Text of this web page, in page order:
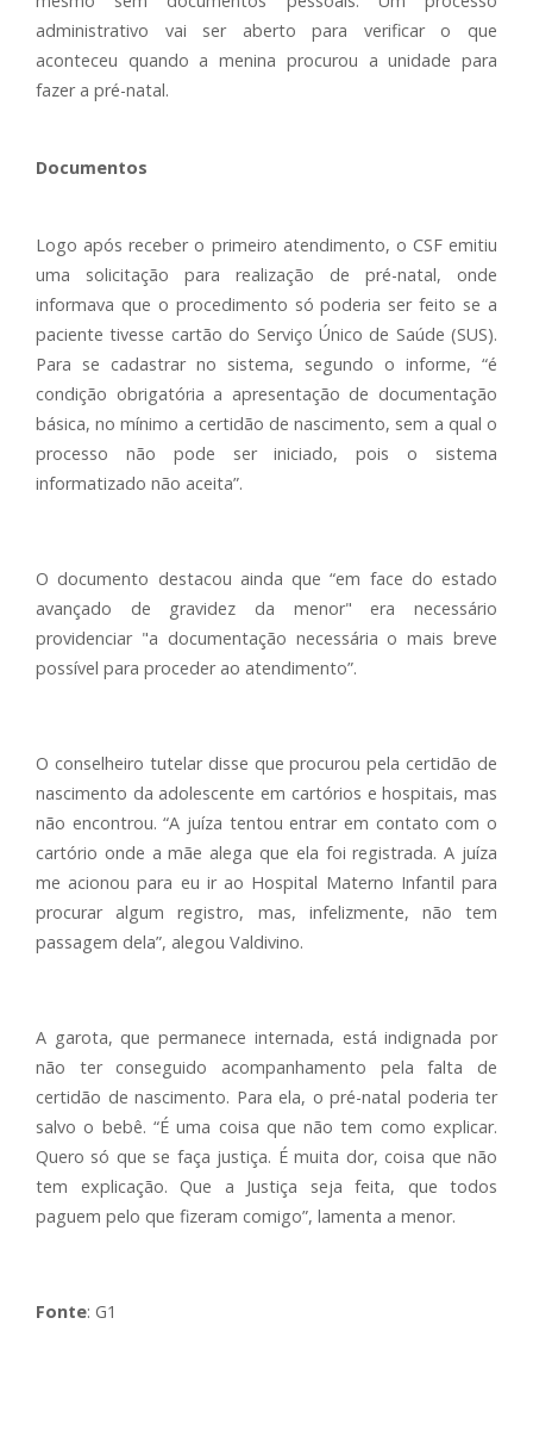
administrativo vai ser aberto para verificar o que
aconteceu quando a menina procurou a unidade para
fazer a pré-natal.
Documentos
Logo após receber o primeiro atendimento, o CSF emitiu
uma solicitação para realização de pré-natal, onde
informava que o procedimento só poderia ser feito se a
paciente tivesse cartão do Serviço Único de Saúde (SUS).
Para se cadastrar no sistema, segundo o informe, “é
condição obrigatória a apresentação de documentação
básica, no mínimo a certidão de nascimento, sem a qual o
processo não pode ser iniciado, pois o sistema
informatizado não aceita”.
O documento destacou ainda que “em face do estado
avançado de gravidez da menor" era necessário
providenciar "a documentação necessária o mais breve
possível para proceder ao atendimento”.
O conselheiro tutelar disse que procurou pela certidão de
nascimento da adolescente em cartórios e hospitais, mas
não encontrou. “A juíza tentou entrar em contato com o
cartório onde a mãe alega que ela foi registrada. A juíza
me acionou para eu ir ao Hospital Materno Infantil para
procurar algum registro, mas, infelizmente, não tem
passagem dela”, alegou Valdivino.
A garota, que permanece internada, está indignada por
não ter conseguido acompanhamento pela falta de
certidão de nascimento. Para ela, o pré-natal poderia ter
salvo o bebê. “É uma coisa que não tem como explicar.
Quero só que se faça justiça. É muita dor, coisa que não
tem explicação. Que a Justiça seja feita, que todos
paguem pelo que fizeram comigo”, lamenta a menor.
Fonte: G1